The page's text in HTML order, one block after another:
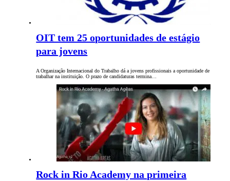
OIT tem 25 oportunidades de estágio
para jovens
A Organização Internacional do Trabalho dá a jovens profissionais a oportunidade de
trabalhar na instituição. O prazo de candidaturas termina…
Rock in Rio Academy na primeira